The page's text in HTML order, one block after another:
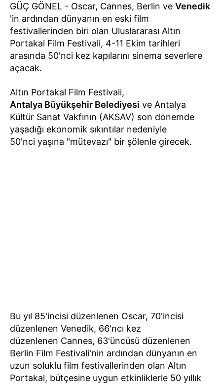
GÜÇ GÖNEL - Oscar, Cannes, Berlin ve Venedik
'in ardından dünyanın en eski film
festivallerinden biri olan Uluslararası Altın
Portakal Film Festivali, 4-11 Ekim tarihleri
arasında 50'nci kez kapılarını sinema severlere
açacak.
Altın Portakal Film Festivali,
Antalya Büyükşehir Belediyesi ve Antalya
Kültür Sanat Vakfının (AKSAV) son dönemde
yaşadığı ekonomik sıkıntılar nedeniyle
50'nci yaşına "mütevazı" bir şölenle girecek.
Bu yıl 85'incisi düzenlenen Oscar, 70'incisi
düzenlenen Venedik, 66'ncı kez
düzenlenen Cannes, 63'üncüsü düzenlenen
Berlin Film Festivali'nin ardından dünyanın en
uzun soluklu film festivallerinden olan Altın
Portakal, bütçesine uygun etkinliklerle 50 yıllık